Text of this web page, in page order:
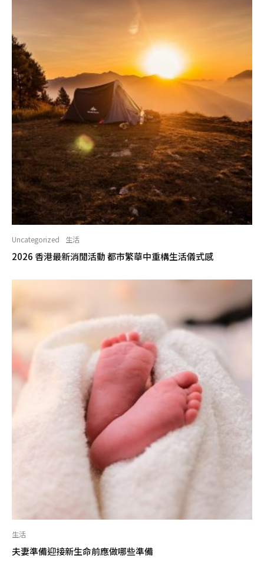
Uncategorized 生活
2026 香港最新消閒活動 都市繁華中重構生活儀式感
生活
夫妻準備迎接新生命前應做哪些準備